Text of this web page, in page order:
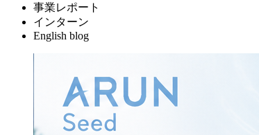
事業レポート
インターン
English blog